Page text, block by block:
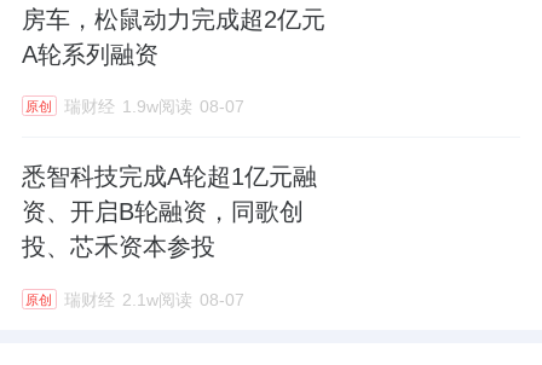
房车，松鼠动力完成超2亿元
A轮系列融资
原创 瑞财经 1.9w阅读 08-07
悉智科技完成A轮超1亿元融
资、开启B轮融资，同歌创
投、芯禾资本参投
原创 瑞财经 2.1w阅读 08-07